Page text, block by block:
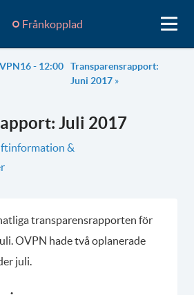
Frånkopplad
- 12:00
Transparensrapport:
Juni 2017»
Juli 2017
&
transparensrapporten för
OVPN hade två oplanerade
juli.